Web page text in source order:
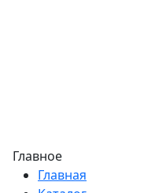
Главное
Главная